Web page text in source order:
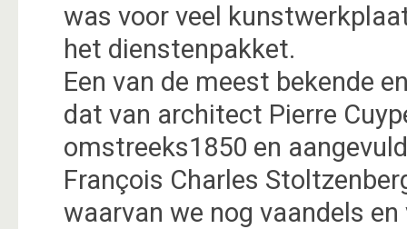
was voor veel
het dienstenpakket.
Een van de meest bekende
dat van architect Pierre
omstreeks1850 en
François Charles
waarvan we nog vaandels